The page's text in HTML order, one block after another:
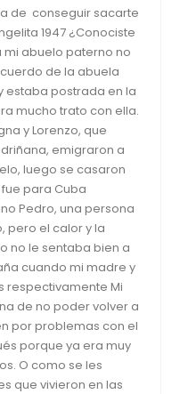
de conseguir sacarte
1947 ¿Conociste
mi abuelo paterno no
de la abuela
estaba postrada en la
mucho trato con ella.
y Lorenzo, que
emigraron a
luego se casaron
para Cuba
Pedro, una persona
pero el calor y la
no le sentaba bien a
cuando mi madre y
respectivamente Mi
de no poder volver a
por problemas con el
porque ya era muy
O como se les
que vivieron en las